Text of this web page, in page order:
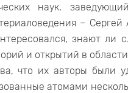
наук,
–
знают ли
и открытий в
что их авторы
атомами